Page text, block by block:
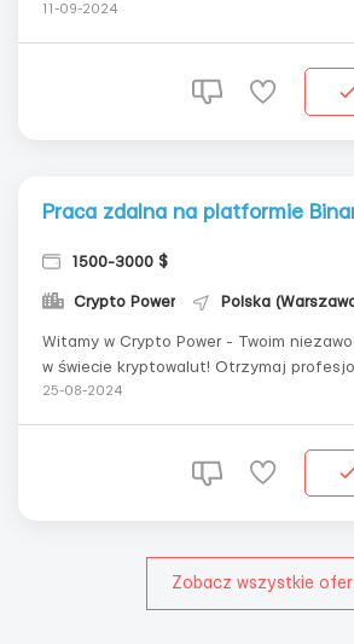
zarobki zaczynają się od 2800-
zatrudniamy z minimalnym
11-09-2024
Praca zdalna na platformie
1500-3000 $
Crypto Power Polska
Witamy w Crypto Power - Twoim
w świecie kryptowalut! Otrzymaj
strategiczne zarządzanie portfelem i
dowolnego miejsca na świ...
25-08-2024
Zobacz wszystkie